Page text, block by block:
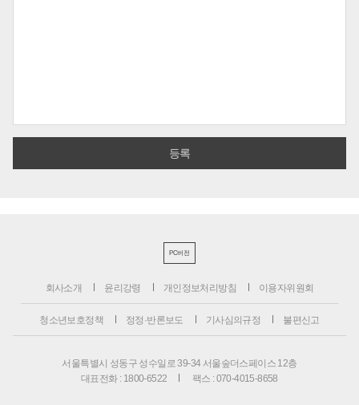
PC버전
회사소개 윤리강령 개인정보처리방침 이용자위원회
청소년보호정책 정정·반론보도 기사심의규정 불편신고
서울특별시 성동구 성수일로 39-34 서울숲더스페이스 12층
대표전화 : 1800-6522
팩스 : 070-4015-8658